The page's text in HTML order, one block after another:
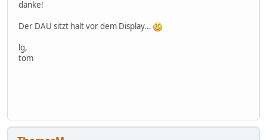
danke!
Der DAU sitzt halt vor dem Display...
lg,
tom